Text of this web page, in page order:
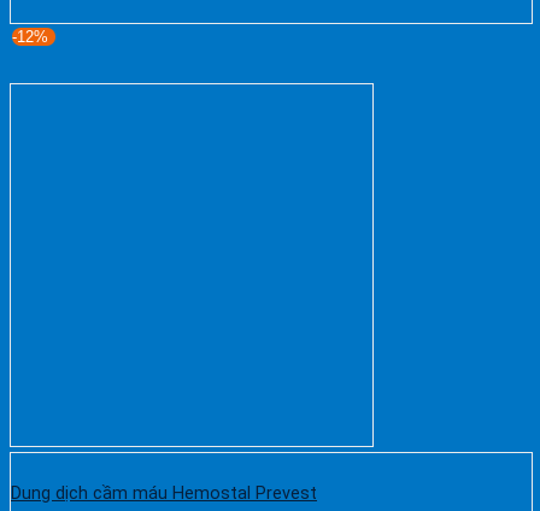
-12%
Dung dịch cầm máu Hemostal Prevest